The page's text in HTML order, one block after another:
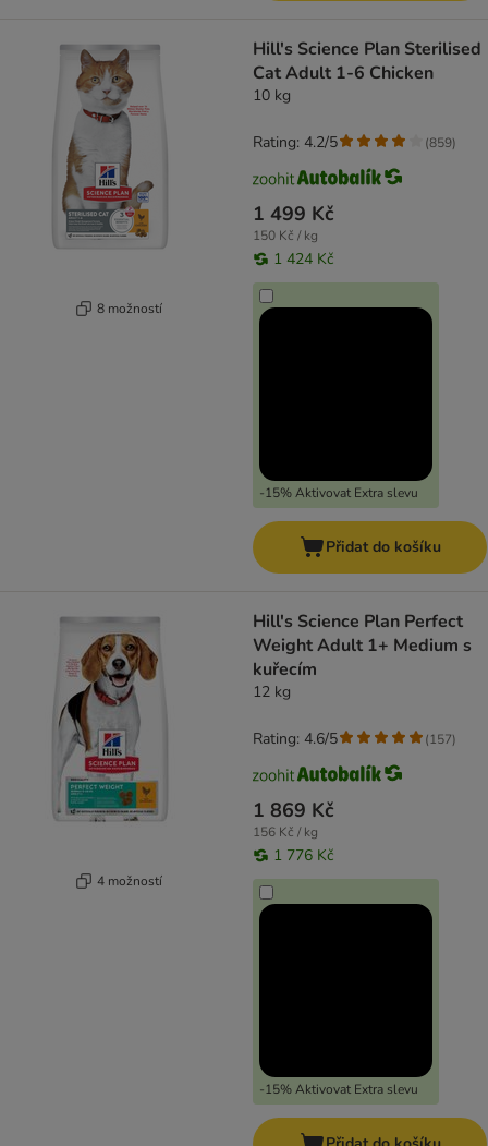
8 možností
Hill's Science Plan Sterilised
Cat Adult 1-6 Chicken
10 kg
1 499 Kč
150 Kč / kg
1 424 Kč
-15% Aktivovat Extra slevu
Rating: 4.2/5 (859)
Přidat do košíku
4 možností
Hill's Science Plan Perfect
Weight Adult 1+ Medium s
kuřecím
12 kg
1 869 Kč
156 Kč / kg
1 776 Kč
-15% Aktivovat Extra slevu
Rating: 4.6/5 (157)